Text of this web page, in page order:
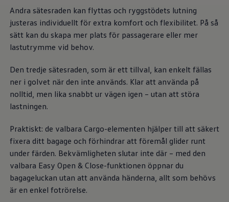
Bytesdelar
Ekonomidelar
Classic Parts
Volkswagenkortet
Förmåner och erbjudanden
Frågor och svar
Viktig kundinformation
Mobilitetsgaranti
Återkallelser
Mjukvaruuppdatering för förbränningsbilar
Hitta serviceverkstad
myVolkswagen
Information om myVolkswagen
Hjälp med appar och digitala tjänster
Navigation Map Update
Digital Instruktionsbok
Mobilitetsgarantin
Andra sätesraden kan flyttas och ryggstödets lutning
justeras individuellt för extra komfort och flexibilitet. På så
sätt kan du skapa mer plats för passagerare eller mer
lastutrymme vid behov.
Den tredje sätesraden, som är ett tillval, kan enkelt fällas
ner i golvet när den inte används. Klar att använda på
nolltid, men lika snabbt ur vägen igen – utan att störa
lastningen.
Praktiskt: de valbara Cargo-elementen hjälper till att säkert
fixera ditt bagage och förhindrar att föremål glider runt
under färden. Bekvämligheten slutar inte där – med den
valbara Easy Open & Close-funktionen öppnar du
bagageluckan utan att använda händerna, allt som behövs
är en enkel fotrörelse.